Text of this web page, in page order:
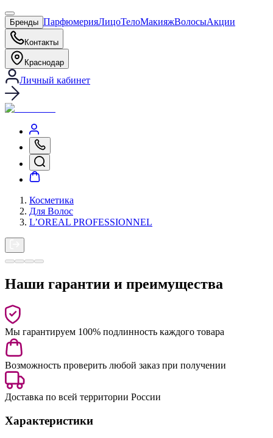
Бренды ПарфюмерияЛицоТелоМакияжВолосыАкции
Контакты
Краснодар
Личный кабинет
Косметика
Для Волос
L’OREAL PROFESSIONNEL
Наши гарантии и преимущества
Мы гарантируем 100% подлинность каждого товара
Возможность проверить любой заказ при получении
Доставка по всей территории России
Характеристики